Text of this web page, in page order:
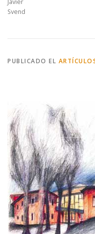
Svend
PUBLICADO EL